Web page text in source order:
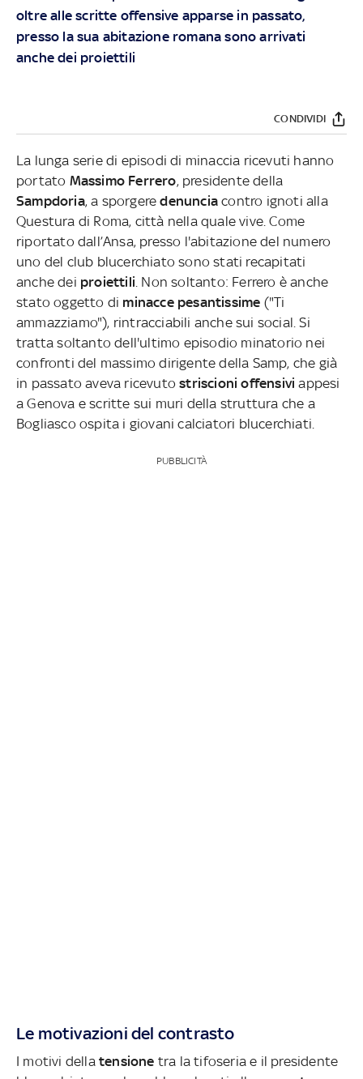
oltre alle scritte offensive apparse in passato,
presso la sua abitazione romana sono arrivati
anche dei proiettili
CONDIVIDI
La lunga serie di episodi di minaccia ricevuti hanno
portato Massimo Ferrero, presidente della
Sampdoria, a sporgeredenuncia contro ignoti alla
Questura di Roma, città nella quale vive. Come
riportato dall’Ansa, presso l'abitazione del numero
uno del club blucerchiato sono stati recapitati
anche dei proiettili . Non soltanto: Ferrero è anche
stato oggetto di minacce pesantissime ("Ti
ammazziamo"), rintracciabili anche sui social. Si
tratta soltanto dell'ultimo episodio minatorio nei
confronti del massimo dirigente della Samp, che già
in passato aveva ricevutostriscioni offensiviappesi
a Genova e scritte sui muri della struttura che a
Bogliasco ospita i giovani calciatori blucerchiati.
PUBBLICITÀ
Le motivazioni del contrasto
I motivi dellatensione tra la tifoseria e il presidente